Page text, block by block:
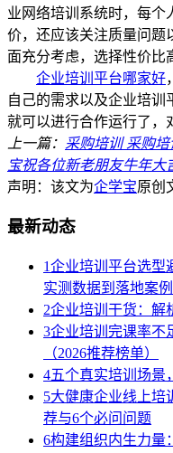
业网络培训系统时，每个
价，还应该关注质量问题
面充分考虑，选择性价比
企业培训平台哪家好
自己的需求以及企业培训
就可以进行合作运行了，
上一篇： 采购培训 采购
宝祝各位新老朋友牛年大
声明：该文为企学宝原创
最新动态
1企业培训平台选型
实测数据到落地案
2企业培训干货：解
3企业培训完课率不
（2026推荐榜单）
4五个真实培训场景
5大健康企业线上培
荐与6个必问问题
6构建组织内生力量